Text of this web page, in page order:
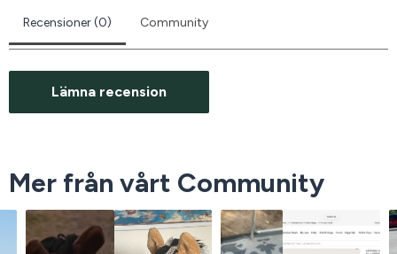
Recensioner (0) Community
Lämna recension
Mer från vårt Community